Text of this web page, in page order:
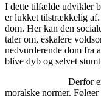
I dette tilfælde udvikler
er lukket tilstrækkelig
dom. Her kan den
taler om, eskalere
nedvurderende dom fra
blive dyb og selvet
Derfor er den
moralske normer.